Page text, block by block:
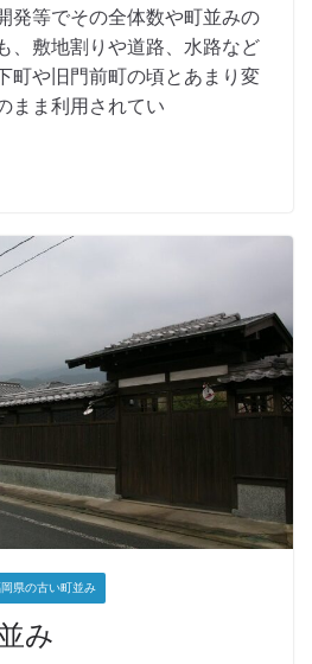
発等でその全体数や町並みの
、敷地割りや道路、水路など
町や旧門前町の頃とあまり変
まま利用されてい
県の古い町並み
み